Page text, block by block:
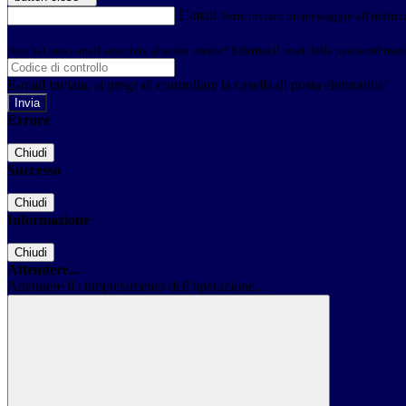
E-mail Verrà inviato un messaggio
Non hai una e-mail associata al nome utente? Effettua il reset della password
E-mail inviata, si prega di controllare la casella di posta elettronica!
Errore
Chiudi
Successo
Chiudi
Informazione
Chiudi
Attendere...
Attendere il completamento dell'operazione...